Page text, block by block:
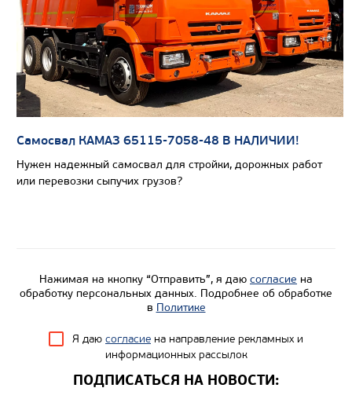
Колесная формула
Узнать цену
САМОСВАЛ КАМАЗ-65802
Самосвал КАМАЗ 65115-7058-48 В НАЛИЧИИ!
Нужен надежный самосвал для стройки, дорожных работ
или перевозки сыпучих грузов?
Нажимая на кнопку “Отправить”, я даю согласие на
обработку персональных данных. Подробнее об обработке
в Политике
Я даю согласие на направление рекламных и
информационных рассылок
ПОДПИСАТЬСЯ НА НОВОСТИ: